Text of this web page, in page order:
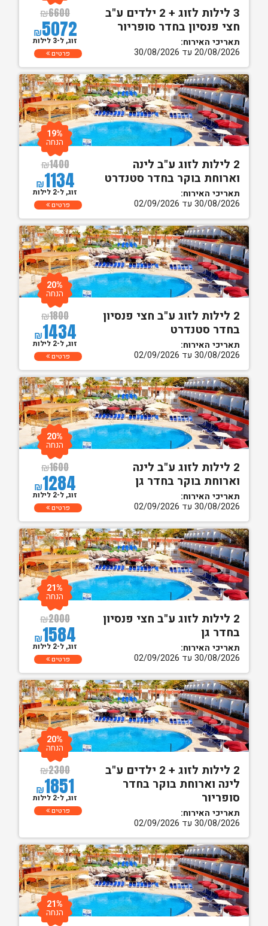
3 לילות לזוג + 2 ילדים ע"ב
חצי פנסיון בחדר סופריור
תאריכי האירוח:
20/08/2026 עד 30/08/2026
₪6600
₪5072
זוג, ל-3 לילות
פרטים
2 לילות לזוג ע"ב לינה
וארוחת בוקר בחדר סטנדרט
תאריכי האירוח:
30/08/2026 עד 02/09/2026
₪1400
₪1134
19%
הנחה
זוג, ל-2 לילות
פרטים
2 לילות לזוג ע"ב חצי פנסיון
בחדר סטנדרט
תאריכי האירוח:
30/08/2026 עד 02/09/2026
₪1800
₪1434
20%
הנחה
זוג, ל-2 לילות
פרטים
2 לילות לזוג ע"ב לינה
וארוחת בוקר בחדר גן
תאריכי האירוח:
30/08/2026 עד 02/09/2026
₪1600
₪1284
20%
הנחה
זוג, ל-2 לילות
פרטים
2 לילות לזוג ע"ב חצי פנסיון
בחדר גן
תאריכי האירוח:
30/08/2026 עד 02/09/2026
₪2000
₪1584
21%
הנחה
זוג, ל-2 לילות
פרטים
2 לילות לזוג + 2 ילדים ע"ב
לינה וארוחת בוקר בחדר
סופריור
תאריכי האירוח:
30/08/2026 עד 02/09/2026
₪2300
₪1851
20%
הנחה
זוג, ל-2 לילות
פרטים
21%
הנחה